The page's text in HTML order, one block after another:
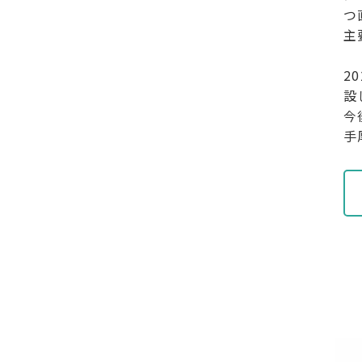
つ
主
設
今
手